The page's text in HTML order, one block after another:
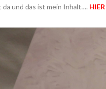
da und das ist mein Inhalt…. HIER